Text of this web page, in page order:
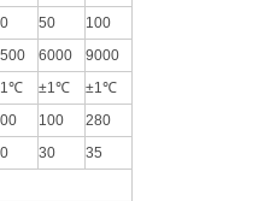
50
100
6000
9000
±1℃
±1℃
100
280
30
35